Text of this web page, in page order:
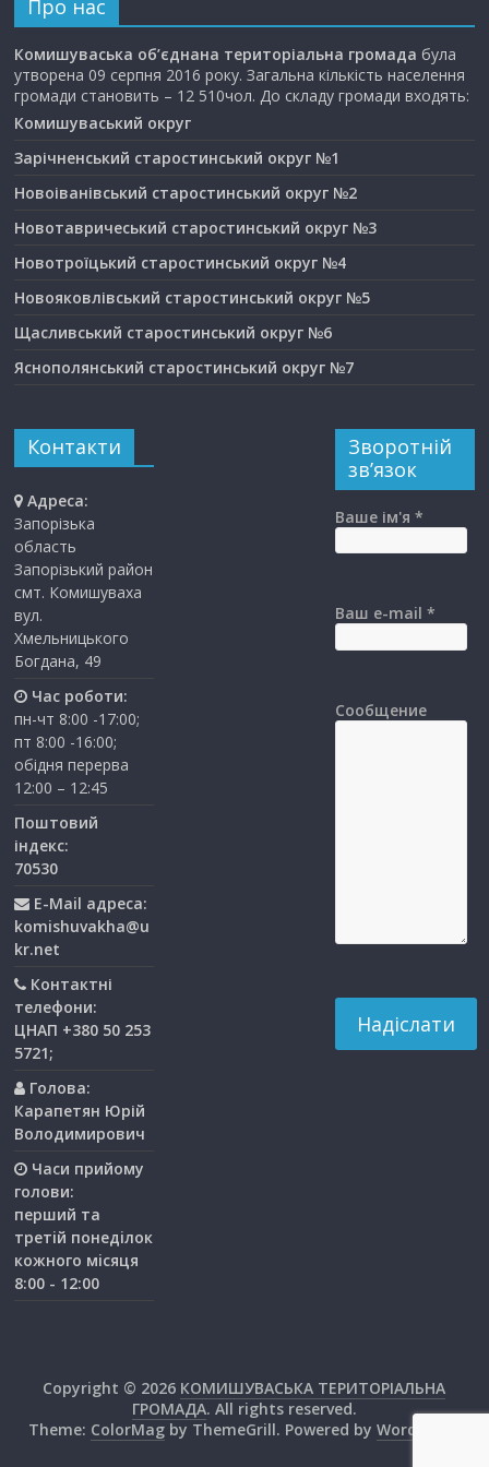
Про нас
Комишуваська об’єднана територіальна громада була
утворена 09 серпня 2016 року. Загальна кількість населення
громади становить – 12 510чол. До складу громади входять:
Комишуваський округ
Зарічненський старостинський округ №1
Новоіванівський старостинський округ №2
Новотавричеський старостинський округ №3
Новотроїцький старостинський округ №4
Новояковлівський старостинський округ №5
Щасливський старостинський округ №6
Яснополянський старостинський округ №7
Контакти
Адреса:
Запорізька
область
Запорізький район
смт. Комишуваха
вул.
Хмельницького
Богдана, 49
Час роботи:
пн-чт 8:00 -17:00;
пт 8:00 -16:00;
обідня перерва
12:00 – 12:45
Поштовий
індекс:
70530
E-Mail адреса:
komishuvakha@u
kr.net
Контактні
телефони:
ЦНАП +380 50 253
5721;
Голова:
Карапетян Юрій
Володимирович
Часи прийому
голови:
перший та
третiй понедiлок
кожного мiсяця
8:00 - 12:00
Зворотній
зв’язок
Ваше ім'я *
Ваш e-mail *
Сообщение
Copyright © 2026 КОМИШУВАСЬКА ТЕРИТОРІАЛЬНА
ГРОМАДА. All rights reserved.
Theme: ColorMagby ThemeGrill. Powered by WordPress